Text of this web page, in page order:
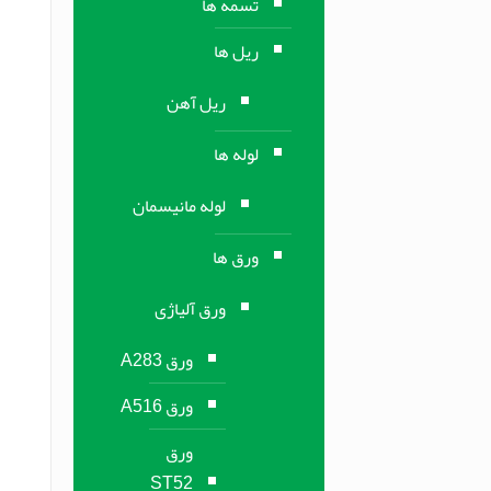
ریل ها
ریل آهن
لوله ها
لوله مانیسمان
ورق ها
ورق آلیاژی
ورق A283
ورق A516
ورق
ST52